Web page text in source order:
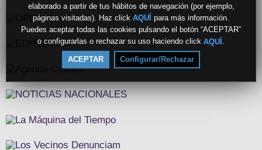
elaborado a partir de tus hábitos de navegación (por ejemplo,
páginas visitadas). Haz click AQUÍ para más información.
Puedes aceptar todas las cookies pulsando el botón “ACEPTAR”
o configurarlas o rechazar su uso haciendo click AQUÍ
ACEPTAR Configurar/Rechazar